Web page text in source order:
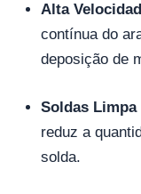
Alta
contínua do
deposição de
Soldas Limpa
reduz a
solda.